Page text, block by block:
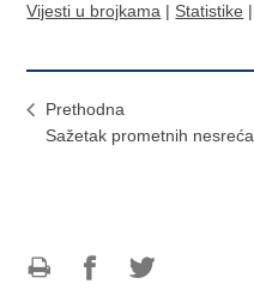
Vijesti u brojkama | Statistike |
Prethodna
Sažetak prometnih nesreća